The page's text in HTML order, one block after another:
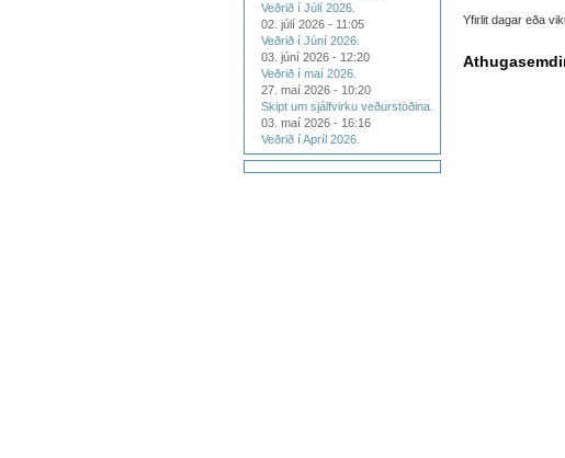
Veðrið í Júlí 2026.
02. júlí 2026 - 11:05
Veðrið í Júní 2026.
03. júní 2026 - 12:20
Veðrið í maí 2026.
27. maí 2026 - 10:20
Skipt um sjálfvirku veðurstöðina.
03. maí 2026 - 16:16
Veðrið í Apríl 2026.
Yfirlit dagar eða